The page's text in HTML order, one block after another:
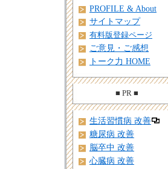
PROFILE & About
サイトマップ
有料版登録ページ
ご意見・ご感想
トーク力 HOME
■ PR ■
生活習慣病 改善
糖尿病 改善
脳卒中 改善
心臓病 改善